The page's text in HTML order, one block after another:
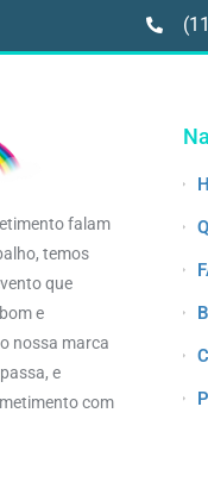
falam
temos
que
e
nossa marca
e
com